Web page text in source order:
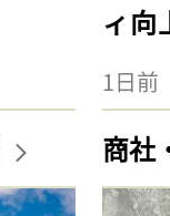
ィ向
1日前
商社